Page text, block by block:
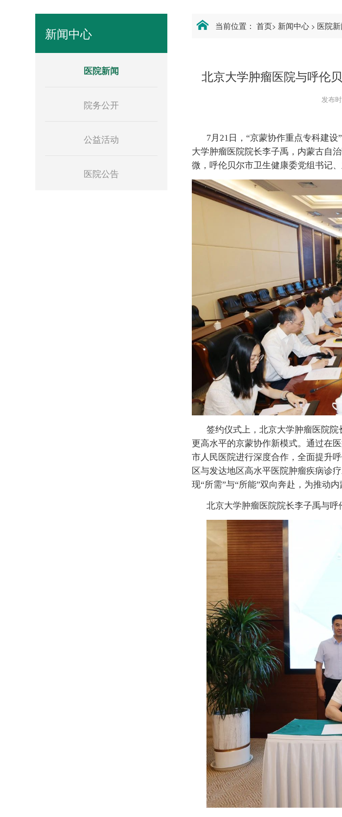
新闻中心
医院新闻
院务公开
公益活动
医院公告
当前位置： 首页> 新闻中心 > 医院
北京大学肿瘤医院与呼伦
发布
7月21日，“京蒙协作重点专科建
大学肿瘤医院院长李子禹，内蒙古自
微，呼伦贝尔市卫生健康委党组书记
签约仪式上，北京大学肿瘤医院院
更高水平的京蒙协作新模式。通过在
市人民医院进行深度合作，全面提升
区与发达地区高水平医院肿瘤疾病诊
现“所需”与“所能”双向奔赴，为推动
北京大学肿瘤医院院长李子禹与呼